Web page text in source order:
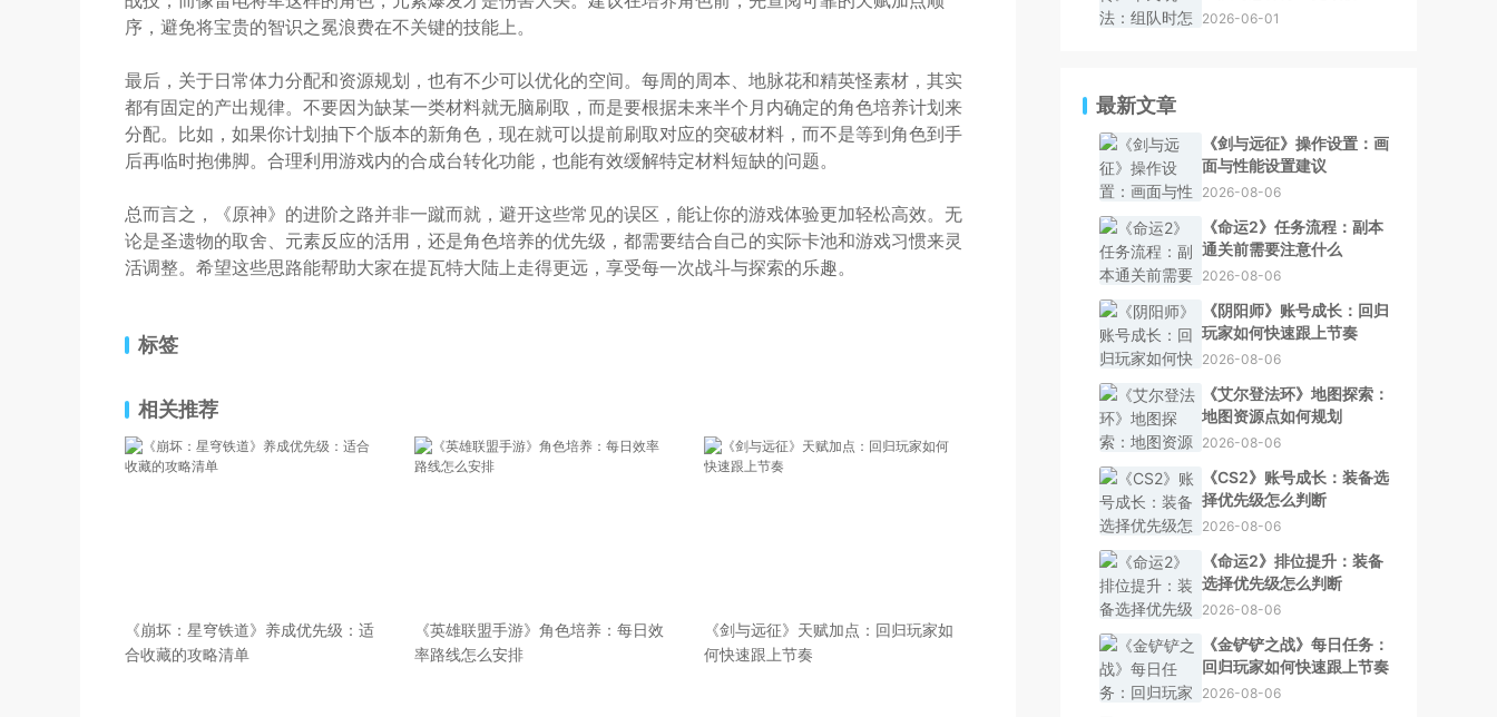
序，避免将宝贵的智识之冕浪费在不关键的技能上。
最后，关于日常体力分配和资源规划，也有不少可以优化的空间。每周的周本、地脉花和精英怪素材，其实
都有固定的产出规律。不要因为缺某一类材料就无脑刷取，而是要根据未来半个月内确定的角色培养计划来
分配。比如，如果你计划抽下个版本的新角色，现在就可以提前刷取对应的突破材料，而不是等到角色到手
后再临时抱佛脚。合理利用游戏内的合成台转化功能，也能有效缓解特定材料短缺的问题。
总而言之，《原神》的进阶之路并非一蹴而就，避开这些常见的误区，能让你的游戏体验更加轻松高效。无
论是圣遗物的取舍、元素反应的活用，还是角色培养的优先级，都需要结合自己的实际卡池和游戏习惯来灵
活调整。希望这些思路能帮助大家在提瓦特大陆上走得更远，享受每一次战斗与探索的乐趣。
标签
相关推荐
《崩坏：星穹铁道》养成优先级：适
合收藏的攻略清单
《英雄联盟手游》角色培养：每日效
率路线怎么安排
《剑与远征》天赋加点：回归玩家如
何快速跟上节奏
2026-06-01
最新文章
《剑与远征》操作设置：画
面与性能设置建议
2026-08-06
《命运2》任务流程：副本
通关前需要注意什么
2026-08-06
《阴阳师》账号成长：回归
玩家如何快速跟上节奏
2026-08-06
《艾尔登法环》地图探索：
地图资源点如何规划
2026-08-06
《CS2》账号成长：装备选
择优先级怎么判断
2026-08-06
《命运2》排位提升：装备
选择优先级怎么判断
2026-08-06
《金铲铲之战》每日任务：
回归玩家如何快速跟上节奏
2026-08-06